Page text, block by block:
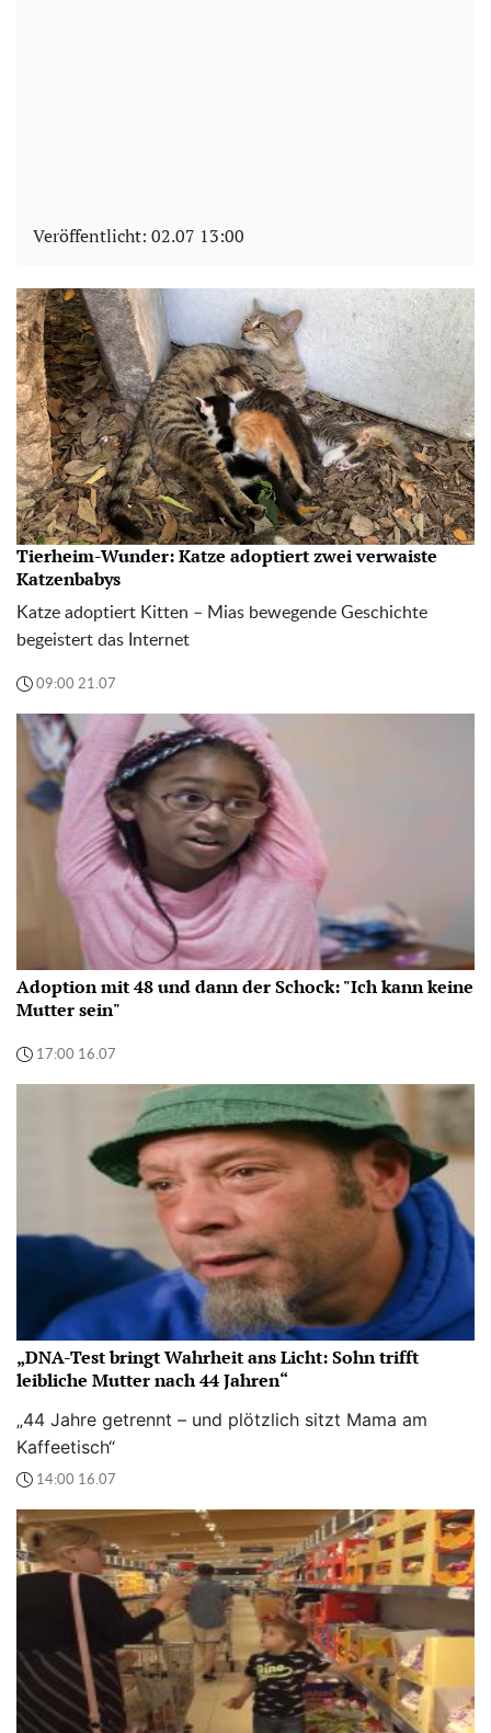
Veröffentlicht: 02.07 13:00
Tierheim-Wunder: Katze adoptiert zwei verwaiste
Katzenbabys
Katze adoptiert Kitten – Mias bewegende Geschichte
begeistert das Internet
09:00 21.07
Adoption mit 48 und dann der Schock: "Ich kann keine
Mutter sein"
17:00 16.07
„DNA-Test bringt Wahrheit ans Licht: Sohn trifft
leibliche Mutter nach 44 Jahren“
„44 Jahre getrennt – und plötzlich sitzt Mama am
Kaffeetisch“
14:00 16.07